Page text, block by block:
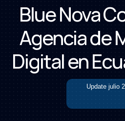
Blue Nova
Agencia de
Digital en
Update julio